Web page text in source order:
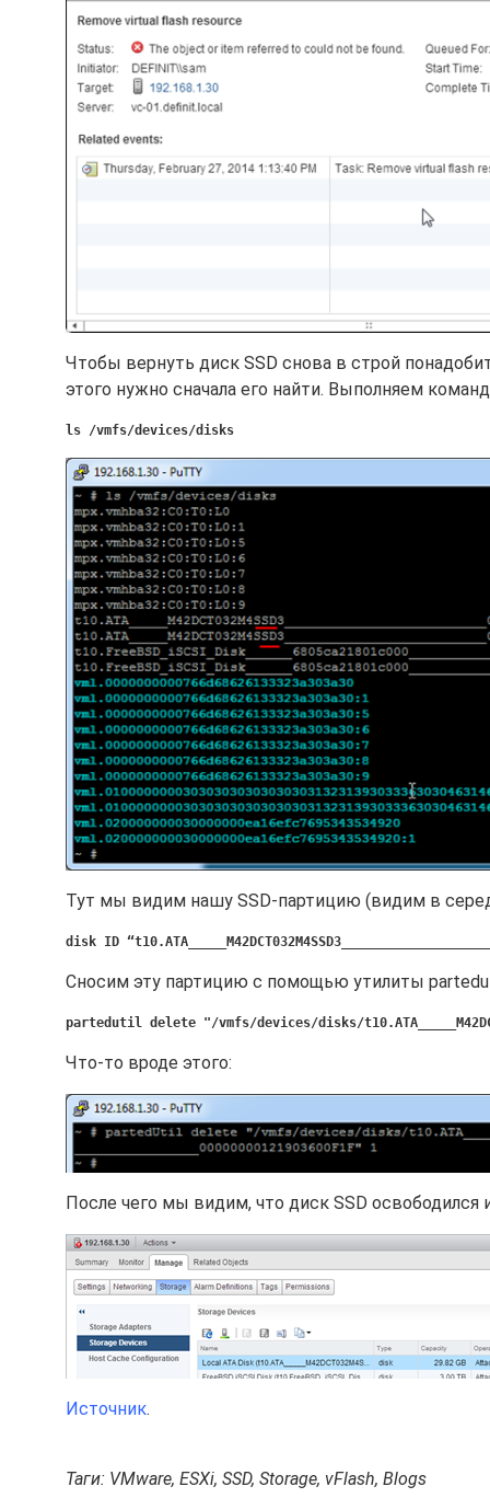
Чтобы вернуть диск SSD снова в строй
этого нужно сначала его найти. Выполняем
ls /vmfs/devices/disks
Тут мы видим нашу SSD-партицию (видим в
disk ID
Сносим эту партицию с помощью утилиты
partedutil delete "/vmfs/devices/disks/
Что-то вроде этого:
После чего мы видим, что диск SSD освободился
Источник.
Таги: VMware, ESXi, SSD, Storage, vFlash, Blogs